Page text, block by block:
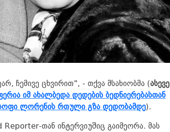
ჩემივე ცხვირით", - თქვა მსახიობმა (ასევე
იმ ახალბედა დედების ბედნიერებასთან
ლორენის რთული გზა დედობამდე).
თან ინტერვიუშიც გაიმეორა. მას